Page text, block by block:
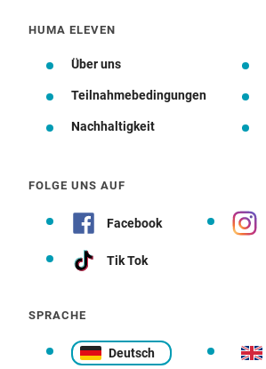
HUMA ELEVEN
Über uns
Teilnahmebedingungen
Nachhaltigkeit
FOLGE UNS AUF
Facebook
Tik Tok
SPRACHE
Deutsch